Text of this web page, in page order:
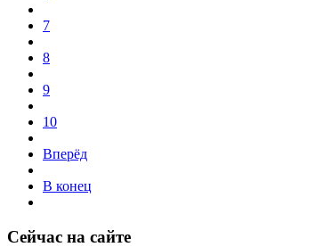
7
8
9
10
Вперёд
В конец
Сейчас на сайте